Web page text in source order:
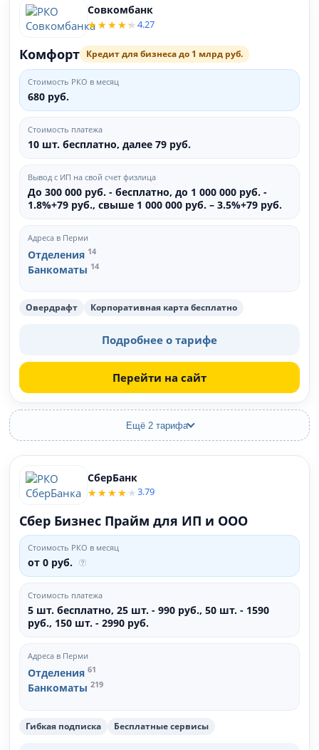
Совкомбанк
4.27
Комфорт Кредит для бизнеса до 1 млрд руб.
Стоимость РКО в месяц
680 руб.
Стоимость платежа
10 шт. бесплатно, далее 79 руб.
Вывод с ИП на свой счет физлица
До 300 000 руб. - бесплатно, до 1 000 000 руб. -
1.8%+79 руб., свыше 1 000 000 руб. – 3.5%+79 руб.
Адреса в Перми
Отделения 14
Банкоматы 14
Овердрафт Корпоративная карта бесплатно
Подробнее о тарифе
Перейти на сайт
Ещё 2 тарифа
СберБанк
3.79
Сбер Бизнес Прайм для ИП и ООО
Стоимость РКО в месяц
от 0 руб.
Стоимость платежа
5 шт. бесплатно, 25 шт. - 990 руб., 50 шт. - 1590
руб., 150 шт. - 2990 руб.
Адреса в Перми
Отделения61
Банкоматы219
Гибкая подписка Бесплатные сервисы